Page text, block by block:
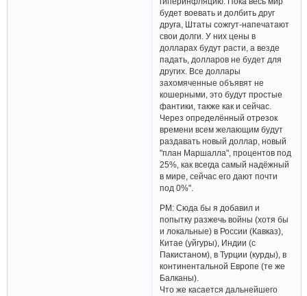
будет воевать и долбить друг
друга, Штаты сожгут-напечатают
свои долги. У них цены в
долларах будут расти, а везде
падать, долларов не будет для
других. Все доллары
захомяченные объявят не
кошерными, это будут простые
фантики, также как и сейчас.
Через определённый отрезок
времени всем желающим будут
раздавать новый доллар, новый
"план Маршалла", процентов под
25%, как всегда самый надёжный
в мире, сейчас его дают почти
под 0%".
РМ: Сюда бы я добавил и
попытку разжечь войны (хотя бы
и локальные) в России (Кавказ),
Китае (уйгуры), Индии (с
Пакистаном), в Турции (курды), в
континентальной Европе (те же
Балканы).
Что же касается дальнейшего